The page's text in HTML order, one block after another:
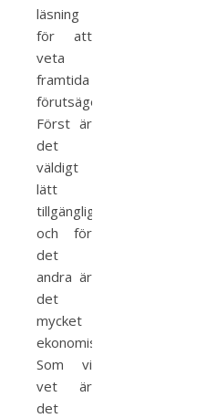
läsning
för att
veta
framtida
förutsägelse.
Först är
det
väldigt
lätt
tillgängligt
och för
det
andra är
det
mycket
ekonomiskt.
Som vi
vet är
det